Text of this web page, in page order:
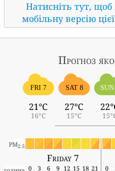
Натисніть тут, щоб
мобільну версію
Прогноз
FRI 7
21°C
16°C
SAT 8
27°C
15°C
PM2.5
Friday 7
0 3 6 9 12 15 18 21 0